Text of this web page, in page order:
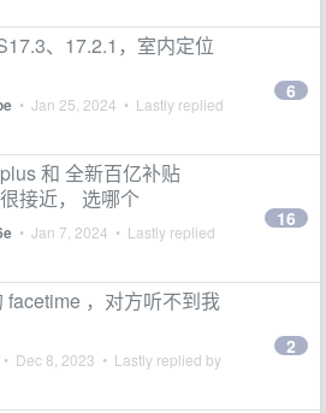
、17.2.1，室内定位
• Jan 25, 2024 • Lastly replied
6
和 全新百亿补贴
接近， 选哪个
• Jan 7, 2024 • Lastly replied
16
facetime ，对方听不到我
• Dec 8, 2023 • Lastly replied by
2